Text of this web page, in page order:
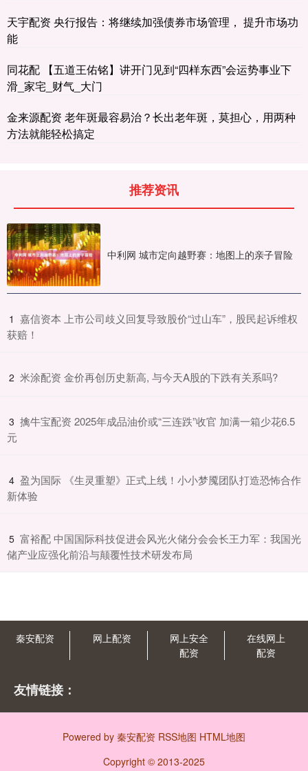
天宇配资 央行报告：将继续加强债券市场管理， 提升市场功
能
同花配 【五道王佑铭】讲开门见到“四样东西”会运势事业下
滑_家宅_财气_大门
金来源配资 老年斑最容易治？长出老年斑，莫担心，用两种
方法就能轻松搞定
推荐资讯
中利网 城市定向越野赛：地图上的亲子冒险
1 ​嘉信资本 上市公司歧义回复导致股价“过山车”，股民起诉维权
获赔！
2 ​米涂配资 金价再创历史新高, 与今天A股的下跌有关系吗?
3 ​擒牛宝配资 2025年成品油价或“三连跌”收官 加满一箱少花6.5
元
4 ​盈为国际 《生灵重塑》正式上线！小小梦魇团队打造恐怖合作
新体验
5 ​富裕配 中国国际科技促进会风光火储分会会长王力军：我国光
储产业应强化前沿与颠覆性技术研发布局
秦安配资 网上配资
网上安全
配资
在线网上
配资
友情链接：
Powered by 秦安配资 RSS地图 HTML地图
Copyright © 2013-2025